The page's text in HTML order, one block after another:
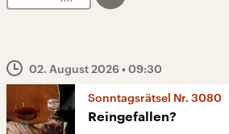
02. August 2026• 09:30
Sonntagsrätsel Nr. 3080
Reingefallen?